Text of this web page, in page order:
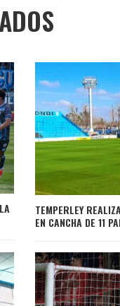
TEMPERLEY
EN CANCHA DE 11